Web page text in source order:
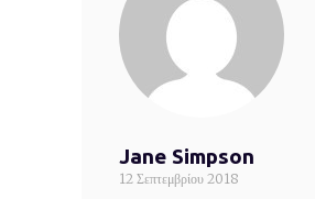
Jane Simpson
12 Σεπτεμβρίου 2018